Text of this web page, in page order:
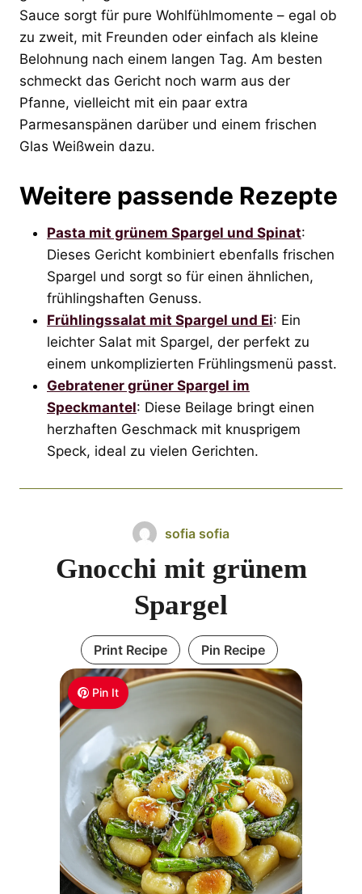
Sauce sorgt für pure Wohlfühlmomente – egal ob
zu zweit, mit Freunden oder einfach als kleine
Belohnung nach einem langen Tag. Am besten
schmeckt das Gericht noch warm aus der
Pfanne, vielleicht mit ein paar extra
Parmesanspänen darüber und einem frischen
Glas Weißwein dazu.
Weitere passende Rezepte
Pasta mit grünem Spargel und Spinat:
Dieses Gericht kombiniert ebenfalls frischen
Spargel und sorgt so für einen ähnlichen,
frühlingshaften Genuss.
Frühlingssalat mit Spargel und Ei: Ein
leichter Salat mit Spargel, der perfekt zu
einem unkomplizierten Frühlingsmenü passt.
Gebratener grüner Spargel im
Speckmantel: Diese Beilage bringt einen
herzhaften Geschmack mit knusprigem
Speck, ideal zu vielen Gerichten.
Pin It
sofia sofia
Gnocchi mit grünem
Spargel
Print Recipe Pin Recipe